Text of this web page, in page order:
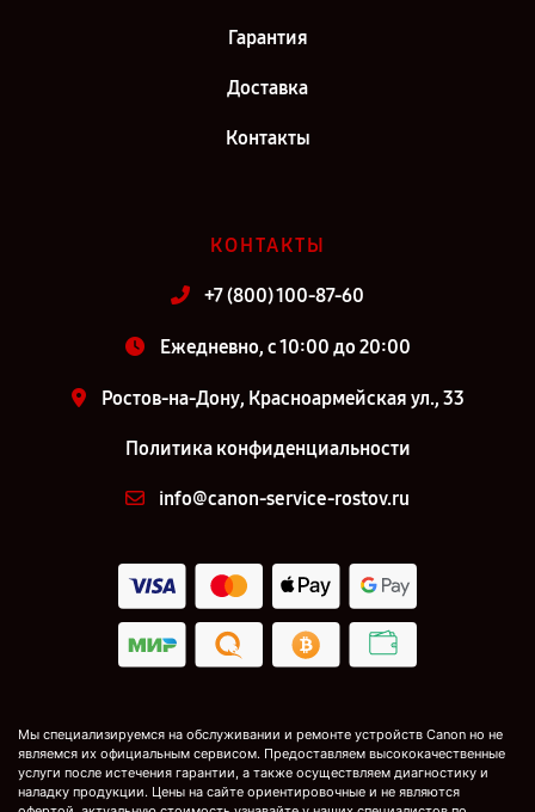
Гарантия
Доставка
Контакты
КОНТАКТЫ
+7 (800) 100-87-60
Ежедневно, с 10:00 до 20:00
Ростов-на-Дону, Красноармейская ул., 33
Политика конфиденциальности
info@canon-service-rostov.ru
Мы специализируемся на обслуживании и ремонте устройств Canon но не
являемся их официальным сервисом. Предоставляем высококачественные
услуги после истечения гарантии, а также осуществляем диагностику и
наладку продукции. Цены на сайте ориентировочные и не являются